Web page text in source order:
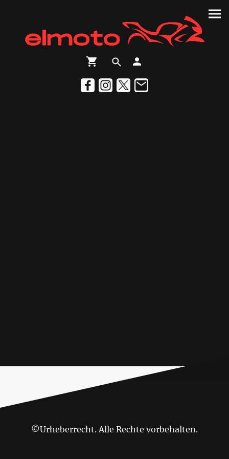
©Urheberrecht. Alle Rechte vorbehalten.